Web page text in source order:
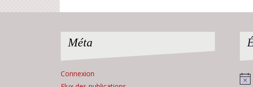
Méta
Connexion
Notice